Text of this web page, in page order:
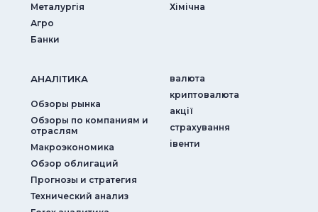
Металургія
Агро
Банки
Хімічна
АНАЛIТИКА
Обзоры рынка
Обзоры по компаниям и
отраслям
Макроэкономика
Обзор облигаций
Прогнозы и стратегия
Технический анализ
валюта
криптовалюта
акції
страхування
iвенти